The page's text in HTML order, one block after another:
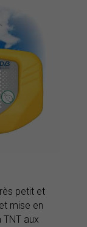
petit et
mise en
aux